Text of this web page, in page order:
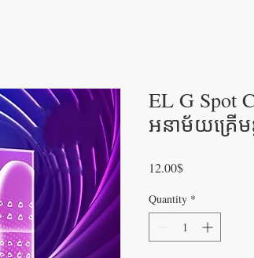
EL G Spot
អនាម័យគ្រើ
12.00$Price
Quantity *